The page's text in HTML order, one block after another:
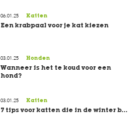
06.01.25 Katten
Een krabpaal voor je kat kiezen
03.01.25 Honden
Wanneer is het te koud voor een
hond?
03.01.25 Katten
7 tips voor katten die in de winter b...